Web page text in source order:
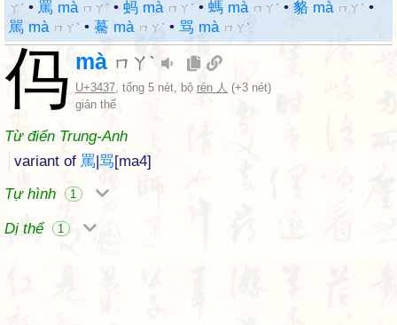
ㄚˋ • 罵 mà ㄇㄚˋ • 蚂 mà ㄇㄚˋ • 螞 mà ㄇㄚˋ • 貉 mà ㄇㄚˋ •
駡 mà ㄇㄚˋ • 驀 mà ㄇㄚˋ • 骂 mà ㄇㄚˋ
㐷 mà ㄇㄚˋ
U+3437, tổng 5 nét, bộ rén 人 (+3 nét)
giản thể
Từ điển Trung-Anh
variant of 罵|骂[ma4]
Tự hình
1
Dị thể 1